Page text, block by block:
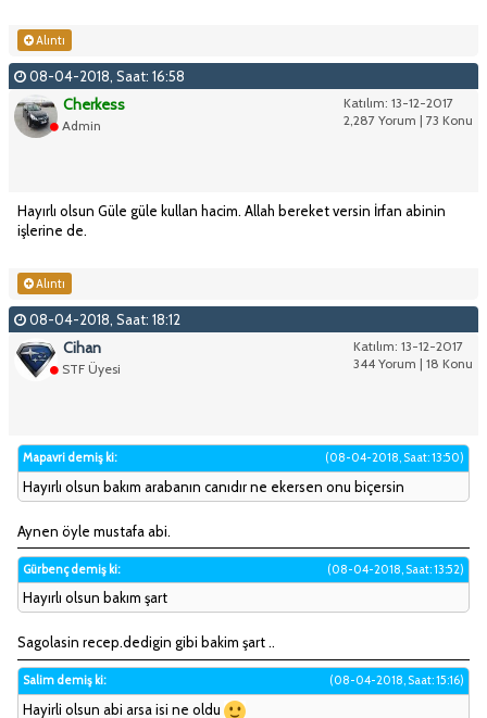
Alıntı
08-04-2018, Saat: 16:58
Katılım: 13-12-2017
2,287 Yorum | 73 Konu
Cherkess
Admin
Hayırlı olsun Güle güle kullan hacim. Allah bereket versin İrfan abinin
işlerine de.
Alıntı
08-04-2018, Saat: 18:12
Katılım: 13-12-2017
344 Yorum | 18 Konu
Cihan
STF Üyesi
(08-04-2018, Saat: 13:50)
Mapavri demiş ki:
Hayırlı olsun bakım arabanın canıdır ne ekersen onu biçersin
Aynen öyle mustafa abi.
(08-04-2018, Saat: 13:52)
Gürbenç demiş ki:
Hayırlı olsun bakım şart
Sagolasin recep.dedigin gibi bakim şart ..
(08-04-2018, Saat: 15:16)
Salim demiş ki:
Hayirli olsun abi arsa isi ne oldu